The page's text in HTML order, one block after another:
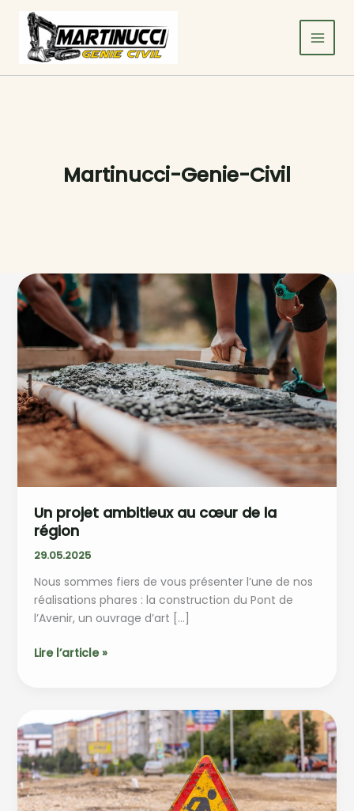
contenu
Main
Martinucci-Genie-Civil
Un projet ambitieux au cœur de la
région
29.05.2025
Nous sommes fiers de vous présenter l’une de nos
réalisations phares : la construction du Pont de
l’Avenir, un ouvrage d’art […]
Un
cœur
de
la
région
Lire l’article »